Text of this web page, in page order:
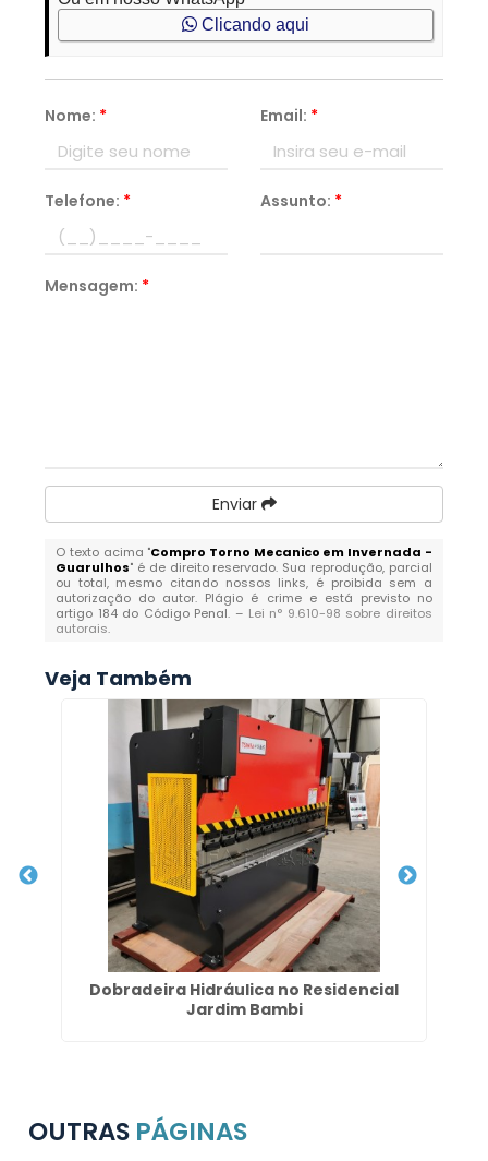
Clicando aqui
Nome: * Email: *
Telefone: * Assunto: *
Mensagem: *
Enviar
O texto acima "Compro Torno Mecanico em Invernada -
Guarulhos" é de direito reservado. Sua reprodução, parcial
ou total, mesmo citando nossos links, é proibida sem a
autorização do autor. Plágio é crime e está previsto no
artigo 184 do Código Penal. – Lei n° 9.610-98 sobre direitos
autorais.
Veja Também
Dobradeira Hidráulica no Residencial
Jardim Bambi
OUTRAS PÁGINAS